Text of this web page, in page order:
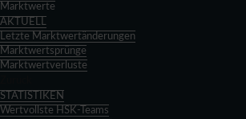
Marktwerte
AKTUELL
Letzte Marktwertänderungen
Marktwertsprünge
Marktwertverluste
STATISTIKEN
Wertvollste HSK-Teams